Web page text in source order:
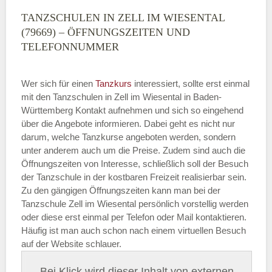
TANZSCHULEN IN ZELL IM WIESENTAL
(79669) – ÖFFNUNGSZEITEN UND
TELEFONNUMMER
Wer sich für einen Tanzkurs interessiert, sollte erst einmal
mit den Tanzschulen in Zell im Wiesental in Baden-
Württemberg Kontakt aufnehmen und sich so eingehend
über die Angebote informieren. Dabei geht es nicht nur
darum, welche Tanzkurse angeboten werden, sondern
unter anderem auch um die Preise. Zudem sind auch die
Öffnungszeiten von Interesse, schließlich soll der Besuch
der Tanzschule in der kostbaren Freizeit realisierbar sein.
Zu den gängigen Öffnungszeiten kann man bei der
Tanzschule Zell im Wiesental persönlich vorstellig werden
oder diese erst einmal per Telefon oder Mail kontaktieren.
Häufig ist man auch schon nach einem virtuellen Besuch
auf der Website schlauer.